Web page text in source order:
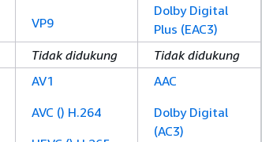
VP9
Dolby Digital
Plus (EAC3)
Tidak didukung
Tidak didukung
AV1
AVC () H.264
AAC
Dolby Digital
(AC3)